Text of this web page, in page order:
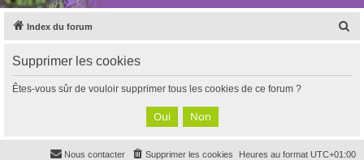
Index du forum
c
Supprimer les cookies
Êtes-vous sûr de vouloir supprimer tous les cookies de ce forum ?
Heures au format UTC+01:00
Supprimer les cookies
Nous contacter